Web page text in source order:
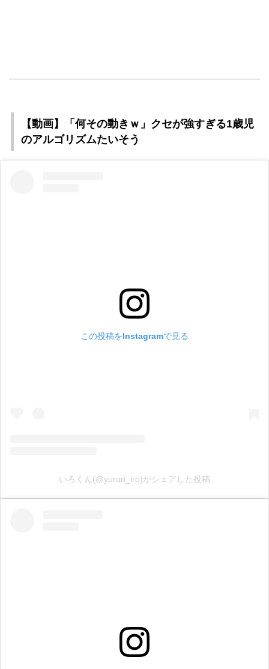
【動画】「何その動きｗ」クセが強すぎる1歳児
のアルゴリズムたいそう
この投稿をInstagramで見る
いろくん(@yururi_iro)がシェアした投稿